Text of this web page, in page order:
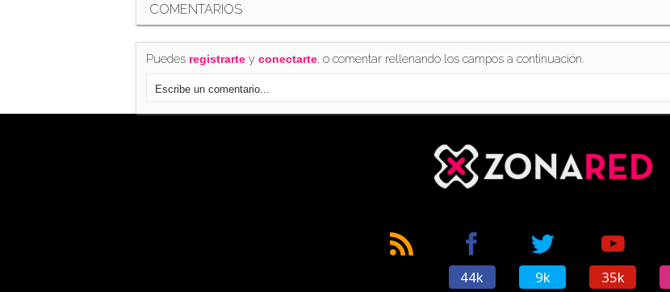
COMENTARIOS
Puedes registrartey conectarte, o comentar rellenando los campos a continuación.
44k 9k 35k